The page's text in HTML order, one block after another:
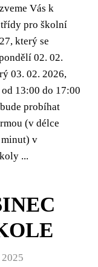
Vás k
pro školní
který se
02. 02.
03. 02. 2026,
13:00 do 17:00
probíhat
(v délce
v
...